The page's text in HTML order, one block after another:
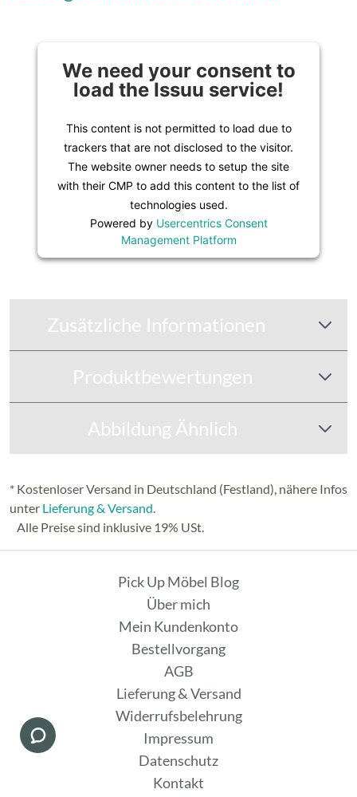
We need your consent to
load the Issuu service!
This content is not permitted to load due to
trackers that are not disclosed to the visitor.
The website owner needs to setup the site
with their CMP to add this content to the list of
technologies used.
Powered by Usercentrics Consent
Management Platform
Zusätzliche Informationen
Produktbewertungen
Abbildung Ähnlich
* Kostenloser Versand in Deutschland (Festland), nähere Infos
unter Lieferung & Versand
Alle Preise sind inklusive 19% USt.
Pick Up Möbel Blog
Über mich
Mein Kundenkonto
Bestellvorgang
AGB
Lieferung & Versand
Widerrufsbelehrung
Impressum
Datenschutz
Kontakt